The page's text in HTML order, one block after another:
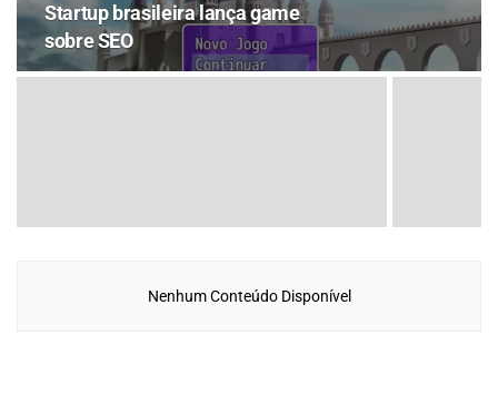
Startup brasileira lança game
sobre SEO
Nenhum Conteúdo Disponível